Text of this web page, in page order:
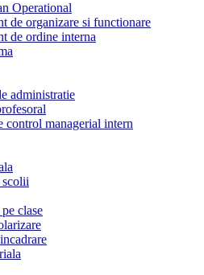
Operational
de organizare si functionare
de ordine interna
administratie
control managerial intern
scolii
clase